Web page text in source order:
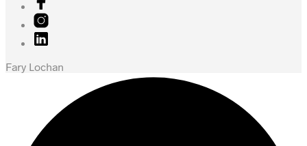
Fary Lochan